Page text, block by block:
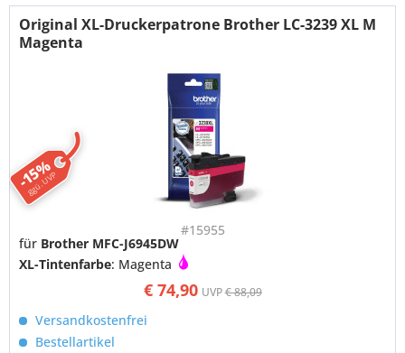
-15%
ggü. UVP
Original XL-Druckerpatrone Brother LC-3239 XL M
Magenta
#15955
€ 74,90 UVP€ 88,09
für Brother MFC-J6945DW
XL-Tintenfarbe: Magenta
Versandkostenfrei
Bestellartikel